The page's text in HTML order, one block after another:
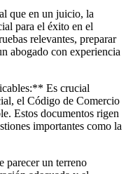
que en un juicio, la
para el éxito en el
relevantes, preparar
abogado con experiencia
Es crucial
el Código de Comercio
Estos documentos rigen
importantes como la
parecer un terreno